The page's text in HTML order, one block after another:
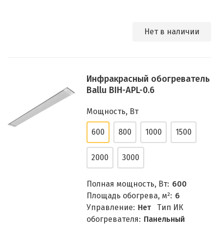
Нет в наличии
Инфракрасный обогреватель
Ballu BIH-APL-0.6
Мощность, Вт
600 800 1000 1500
2000 3000
Полная мощность, Вт: 600
Площадь обогрева, м²: 6
Управление: Нет
Тип ИК
обогревателя: Панельный